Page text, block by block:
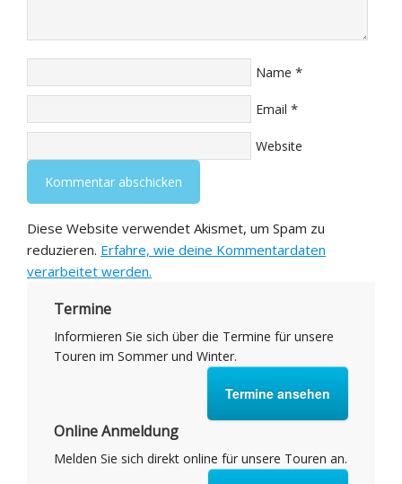
Name *
Email *
Website
Diese Website verwendet Akismet, um Spam zu
reduzieren. Erfahre, wie deine Kommentardaten
verarbeitet werden.
Termine
Informieren Sie sich über die Termine für unsere
Touren im Sommer und Winter.
Termine ansehen
Online Anmeldung
Melden Sie sich direkt online für unsere Touren an.